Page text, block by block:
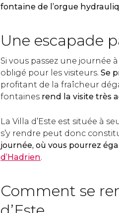
fontaine de l’orgue
Une escapade
Si vous passez une journée
obligé pour les visiteurs. Se
profitant de la fraîcheur
fontaines rend la visite très
La Villa d’Este est située à
s’y rendre peut donc
journée, où vous pourrez
d’Hadrien.
Comment se